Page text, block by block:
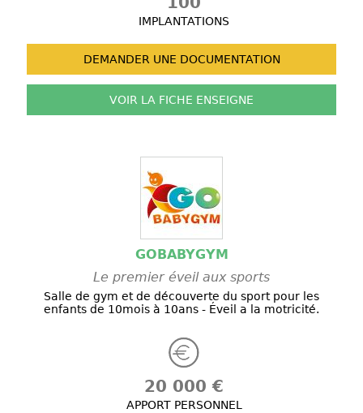
IMPLANTATIONS
DEMANDER UNE DOCUMENTATION
VOIR LA FICHE ENSEIGNE
GOBABYGYM
Le premier éveil aux sports
Salle de gym et de découverte du sport pour les
enfants de 10mois à 10ans - Éveil a la motricité.
20 000 €
APPORT PERSONNEL